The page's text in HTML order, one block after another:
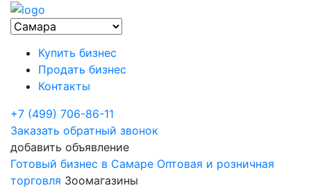
Купить бизнес
Продать бизнес
Контакты
+7 (499) 706-86-11
Заказать обратный звонок
добавить объявление
Готовый бизнес в Самаре Оптовая и розничная
торговля Зоомагазины